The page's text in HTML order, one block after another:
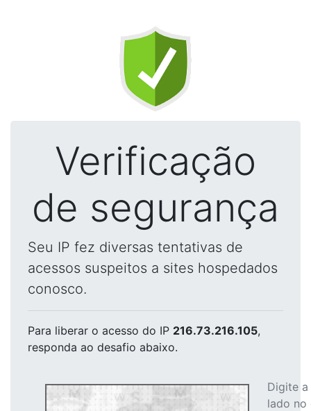
Verificação
de segurança
Seu IP fez diversas tentativas de
acessos suspeitos a sites hospedados
conosco.
Para liberar o acesso do IP 216.73.216.105,
responda ao desafio abaixo.
Digite
lado no